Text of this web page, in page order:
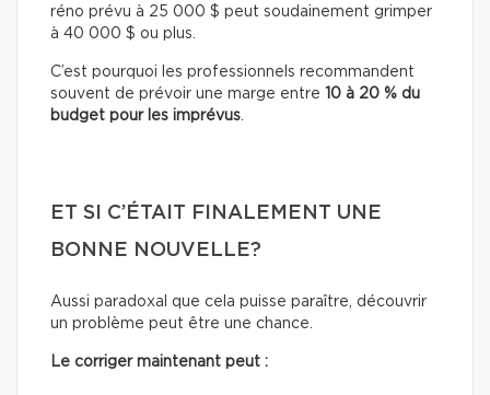
réno prévu à 25 000 $ peut soudainement grimper
à 40 000 $ ou plus.
C’est pourquoi les professionnels recommandent
souvent de prévoir une marge entre
10 à 20 % du
budget pour les imprévus.
ET SI C’ÉTAIT FINALEMENT UNE
BONNE NOUVELLE?
Aussi paradoxal que cela puisse paraître, découvrir
un problème peut être une chance.
Le corriger maintenant peut :